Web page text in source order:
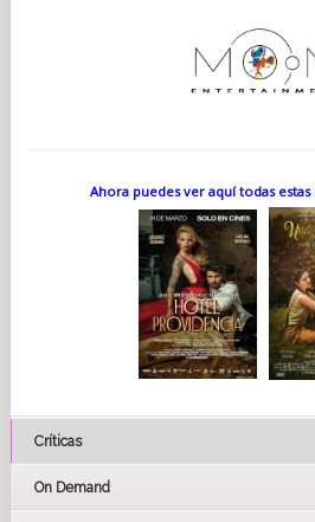
Ahora puedes ver aquí todas
Críticas
On Demand